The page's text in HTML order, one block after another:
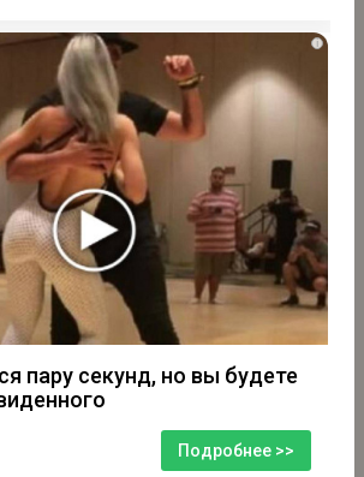
i
пару секунд, но вы будете
Подробнее >>